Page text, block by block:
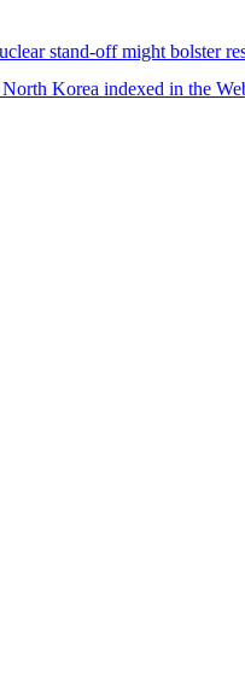
stand-off might bolster
Korea indexed in the